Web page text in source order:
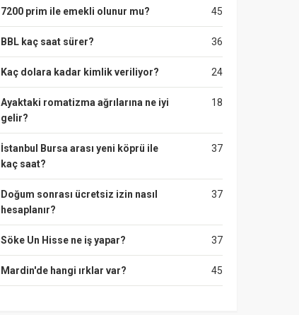
45
7200 prim ile emekli olunur mu?
36
BBL kaç saat sürer?
24
Kaç dolara kadar kimlik veriliyor?
18
Ayaktaki romatizma ağrılarına ne iyi
gelir?
37
İstanbul Bursa arası yeni köprü ile
kaç saat?
37
Doğum sonrası ücretsiz izin nasıl
hesaplanır?
37
Söke Un Hisse ne iş yapar?
45
Mardin'de hangi ırklar var?